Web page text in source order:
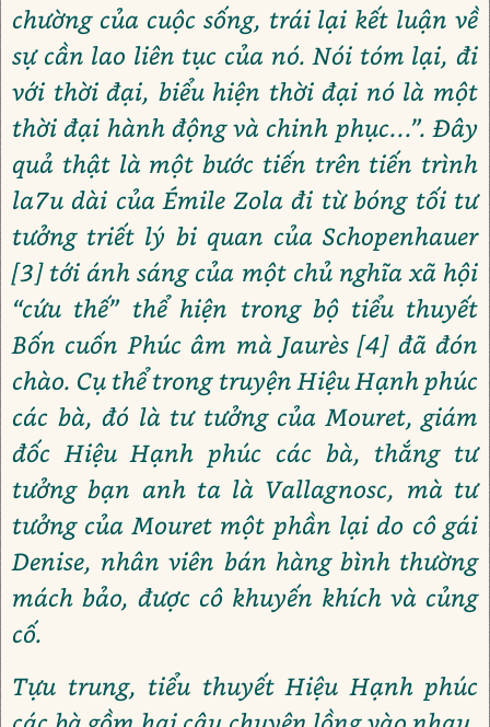
chường của cuộc sống, trái lại kết luận về
sự cần lao liên tục của nó. Nói tóm lại, đi
với thời đại, biểu hiện thời đại nó là một
thời đại hành động và chinh phục...”. Đây
quả thật là một bước tiến trên tiến trình
la7u dài của Émile Zola đi từ bóng tối tư
tưởng triết lý bi quan của Schopenhauer
[3] tới ánh sáng của một chủ nghĩa xã hội
“cứu thế” thể hiện trong bộ tiểu thuyết
Bốn cuốn Phúc âm mà Jaurès [4] đã đón
chào. Cụ thể trong truyện Hiệu Hạnh phúc
các bà, đó là tư tưởng của Mouret, giám
đốc Hiệu Hạnh phúc các bà, thắng tư
tưởng bạn anh ta là Vallagnosc, mà tư
tưởng của Mouret một phần lại do cô gái
Denise, nhân viên bán hàng bình thường
mách bảo, được cô khuyến khích và củng
cố.
Tựu trung, tiểu thuyết Hiệu Hạnh phúc